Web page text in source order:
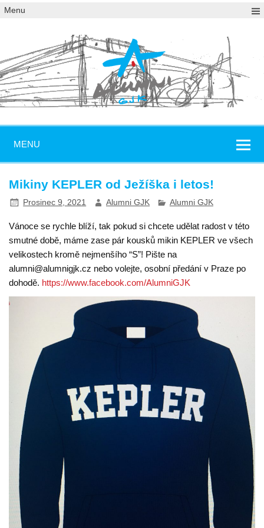
Menu
MENU
Mikiny KEPLER od Ježíška i letos!
Prosinec 9, 2021 Alumni GJK Alumni GJK
Vánoce se rychle blíží, tak pokud si chcete udělat radost v této
smutné době, máme zase pár kousků mikin KEPLER ve všech
velikostech kromě nejmenšího “S”! Pište na
alumni@alumnigjk.cz nebo volejte, osobní předání v Praze po
dohodě. https://www.facebook.com/AlumniGJK